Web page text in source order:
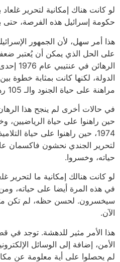
لو كانت هناك إمكانية لتحرير
حكومة إسرائيل هذه الفرصة، حتى
هذا أمر سهل، لأن الجمهور
على الحل الذي يمكن أن يُعتبر
الرهائن
الدولة، لكنها كانت بمثابة خطوة
مراهنة على حياة الجنود والـ 105 رهائن.
حين راهنوا على حياة
1974، حين راهنوا على حياة
حياته، وخسروا.
لو كانت هنالك إمكانية ما لتحرير
في هذه المرة أيضا على حياته،
سيخسرون. لحسن حظه، لم تكن مثل
الآن.
هذا الأمر مثير للدهشة. توجد في
الأمن، إضافة إلى الوسائل
لم يحصلوا على أية معلومة عن